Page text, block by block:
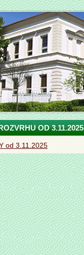
OD 3.11.2025
od 3.11.2025